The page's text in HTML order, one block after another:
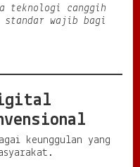
teknologi canggih
standar wajib bagi
keunggulan yang